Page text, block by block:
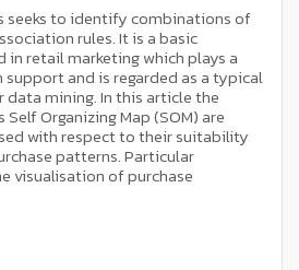
seeks to identify combinations of
rules. It is a basic
retail marketing which plays a
and is regarded as a typical
mining. In this article the
Organizing Map (SOM) are
with respect to their suitability
patterns. Particular
visualisation of purchase